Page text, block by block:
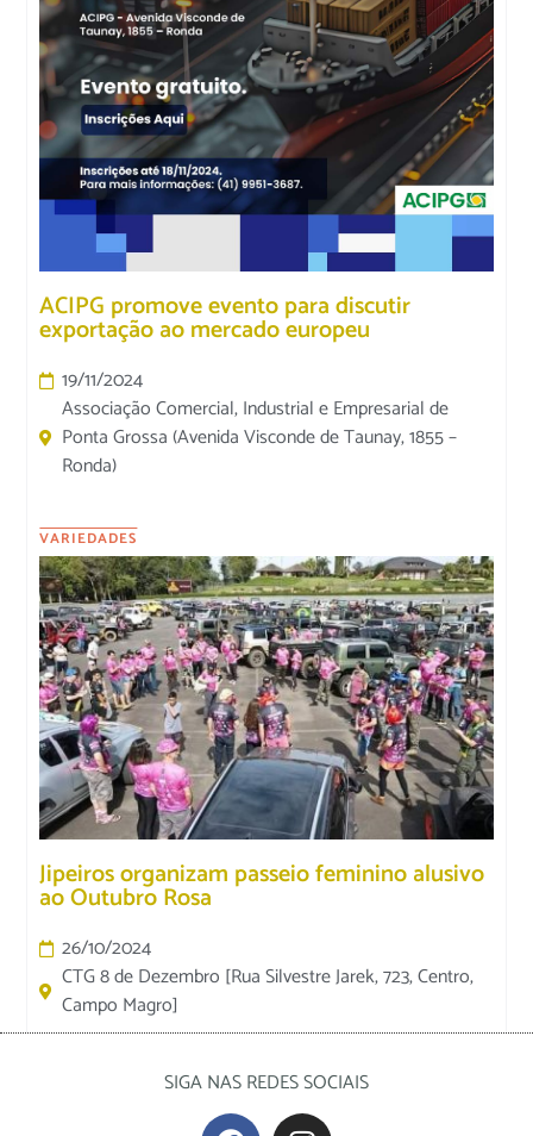
ACIPG promove evento para discutir
exportação ao mercado europeu
19/11/2024
Associação Comercial, Industrial e Empresarial de
Ponta Grossa (Avenida Visconde de Taunay, 1855 –
Ronda)
VARIEDADES
Jipeiros organizam passeio feminino alusivo
ao Outubro Rosa
26/10/2024
CTG 8 de Dezembro [Rua Silvestre Jarek, 723, Centro,
Campo Magro]
SIGA NAS REDES SOCIAIS